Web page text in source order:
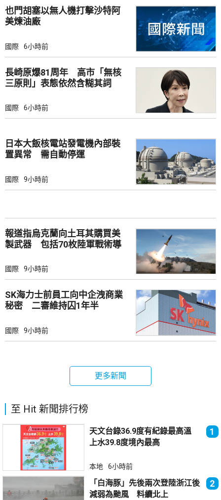
也門胡塞以無人機打擊沙特阿
美煉油廠
國際 6小時前
長崎原爆81周年 高市「無核
三原則」表態依然含糊其詞
國際 6小時前
日本大飯核電站發電機內部裝
置異常 需自動停運
國際 9小時前
報道指烏克蘭向土耳其購買美
製武器 包括70枚陸軍戰術導
國際 9小時前
SK海力士前員工向中企洩商業
秘密 二審維持囚1年半
國際 9小時前
更多新聞
至 Hit 新聞排行榜
天文台錄36.9度有紀錄最高溫
上水39.8度境內最高
1
本地 6小時前
「白海豚」先後兩次登陸浙江後
減弱為颱風 料續北上
2